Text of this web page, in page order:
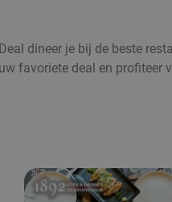
dineer je bij de beste
favoriete deal en profiteer